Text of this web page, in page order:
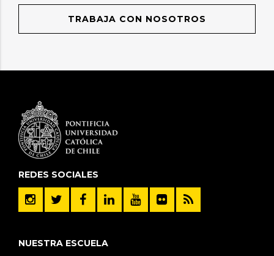
TRABAJA CON NOSOTROS
REDES SOCIALES
NUESTRA ESCUELA